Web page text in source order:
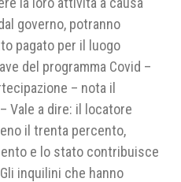
governo, potranno
pagato per il luogo
del programma Covid –
– nota il
Vale a dire: il locatore
il trenta percento,
e lo stato contribuisce
inquilini che hanno